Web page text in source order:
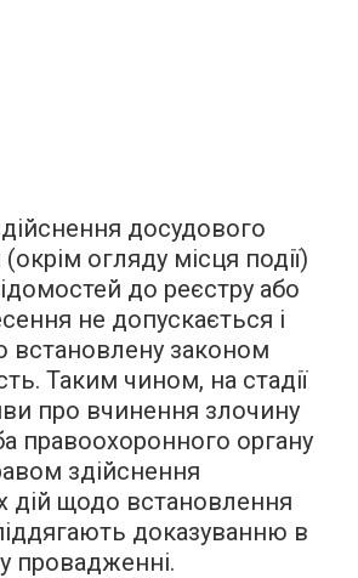
досудового
огляду місця події)
до реєстру або
не допускається і
встановлену законом
Таким чином, на стадії
про вчинення злочину
правоохоронного органу
здійснення
дій щодо встановлення
доказуванню в
провадженні.